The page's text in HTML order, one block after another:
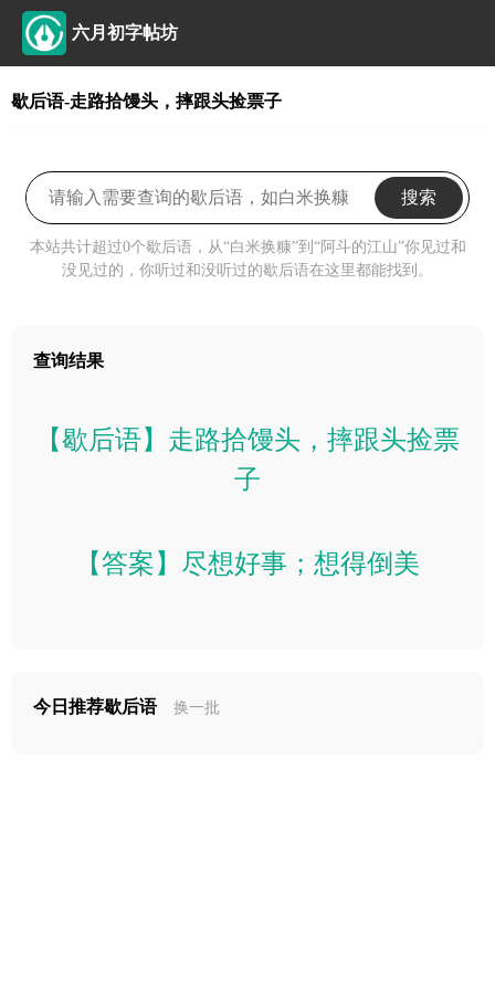
六月初字帖坊
歇后语-走路拾馒头，摔跟头捡票子
搜索
本站共计超过0个歇后语，从“白米换糠”到“阿斗的江山”你见过和
没见过的，你听过和没听过的歇后语在这里都能找到。
查询结果
【歇后语】走路拾馒头，摔跟头捡票
子
【答案】尽想好事；想得倒美
今日推荐歇后语 换一批